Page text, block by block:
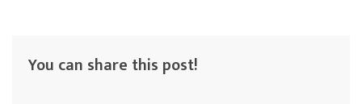
You can share this post!